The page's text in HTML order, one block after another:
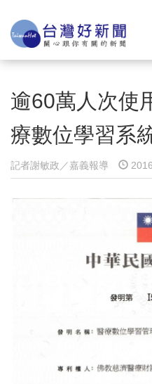
逾60萬人次
療數位學習系
記者謝敏政／嘉義報導